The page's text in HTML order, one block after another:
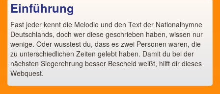
Einführung
Fast jeder kennt die Melodie und den Text der Nationalhymne
Deutschlands, doch wer diese geschrieben haben, wissen nur
wenige. Oder wusstest du, dass es zwei Personen waren, die
zu unterschiedlichen Zeiten gelebt haben. Damit du bei der
nächsten Siegerehrung besser Bescheid weißt, hilft dir dieses
Webquest.